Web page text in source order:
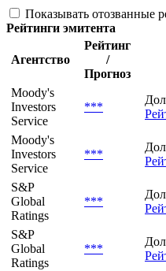
Показывать отозванные
Рейтинги эмитента
Агентство
Рейтинг
/
Прогноз
Moody's
Investors
Service
***
Moody's
Investors
Service
***
S&P
Global
Ratings
***
S&P
Global
Ratings
***